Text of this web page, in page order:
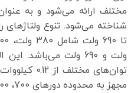
مجهز به محدوده دورهای 700، 900، 1400 و 3000 دور می‌باشد.